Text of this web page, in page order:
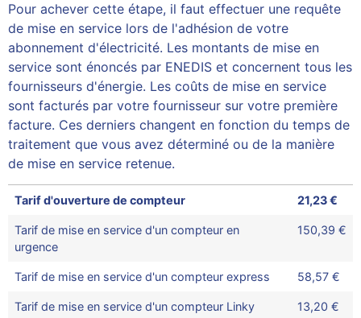
Pour achever cette étape, il faut effectuer une requête
de mise en service lors de l'adhésion de votre
abonnement d'électricité. Les montants de mise en
service sont énoncés par ENEDIS et concernent tous les
fournisseurs d'énergie. Les coûts de mise en service
sont facturés par votre fournisseur sur votre première
facture. Ces derniers changent en fonction du temps de
traitement que vous avez déterminé ou de la manière
de mise en service retenue.
Tarif d'ouverture de compteur 21,23 €
Tarif de mise en service d'un compteur en
urgence
150,39 €
Tarif de mise en service d'un compteur express 58,57 €
Tarif de mise en service d'un compteur Linky 13,20 €